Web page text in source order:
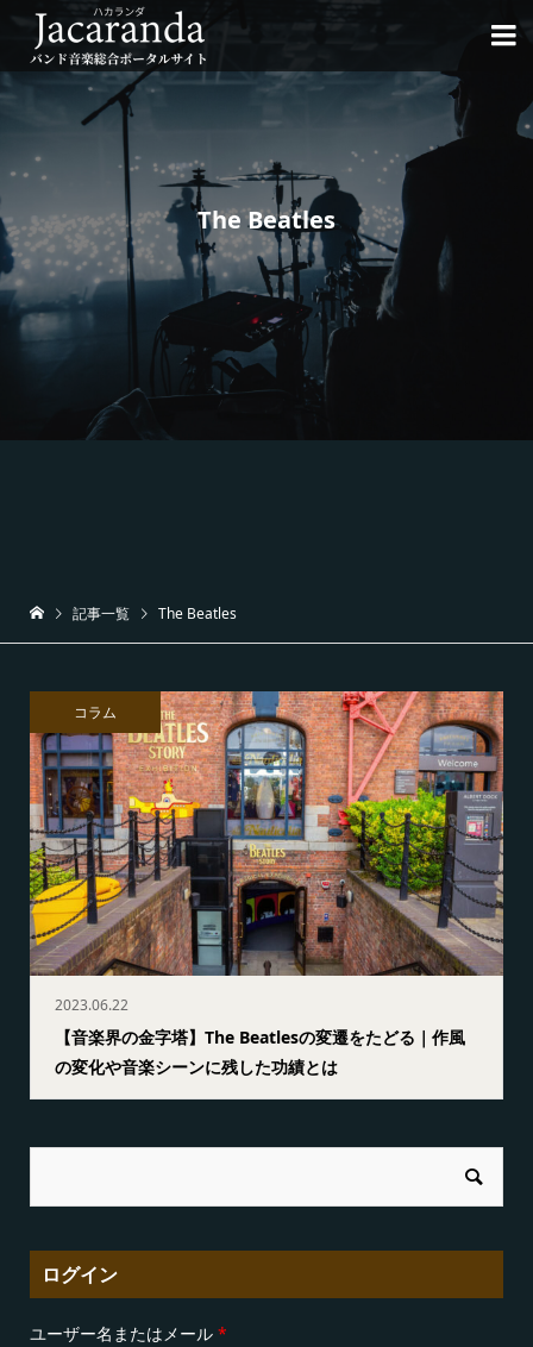

The Beatles
記事一覧 The Beatles
2023.06.22
【音楽界の金字塔】The Beatlesの変遷をたどる｜作風
の変化や音楽シーンに残した功績とは
コラム
ログイン
ユーザー名またはメール *